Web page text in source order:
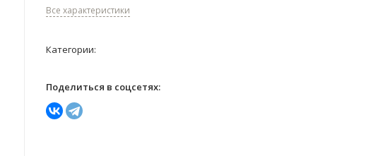
Все характеристики
Категории:
Поделиться в соцсетях: